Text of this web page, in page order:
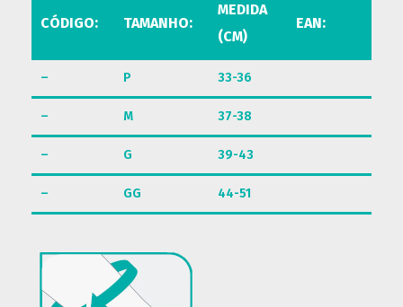
CÓDIGO: TAMANHO:
MEDIDA
(CM)
EAN:
– P 33-36
– M 37-38
– G 39-43
– GG 44-51